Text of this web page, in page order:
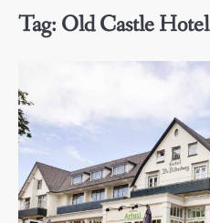
Tag: Old Castle Hotel